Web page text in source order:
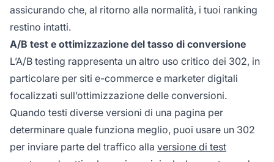
assicurando che, al ritorno alla normalità, i tuoi ranking
restino intatti.
A/B test e ottimizzazione del tasso di conversione
L’A/B testing rappresenta un altro uso critico dei 302, in
particolare per siti e-commerce e marketer digitali
focalizzati sull’ottimizzazione delle conversioni.
Quando testi diverse versioni di una pagina per
determinare quale funziona meglio, puoi usare un 302
per inviare parte del traffico alla versione di test